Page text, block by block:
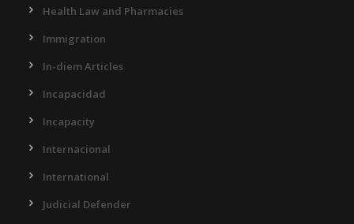
Health Law and Pharmacies
Immigration
In-diem Articles
Incapacidad
Incapacity
Internacional
International
Judicial Defender